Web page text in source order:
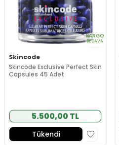
KARGO
BEDAVA
Skincode
Skincode Exclusive Perfect Skin
Capsules 45 Adet
5.500,00 TL
Tükendi